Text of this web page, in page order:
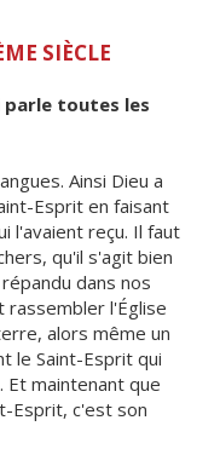
SIÈCLE
parle toutes les
Ainsi Dieu a
Esprit en faisant
l'avaient reçu. Il faut
qu'il s'agit bien
dans nos
l'Église
alors même un
le Saint-Esprit qui
Et maintenant que
Esprit, c'est son